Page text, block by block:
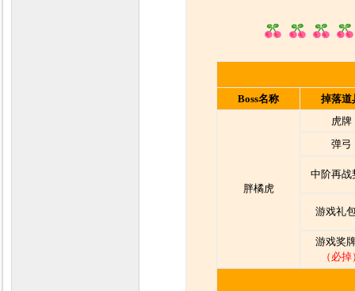
Boss名称 掉落道
胖橘虎
虎牌
弹弓
中阶再战
游戏礼
游戏奖
（必